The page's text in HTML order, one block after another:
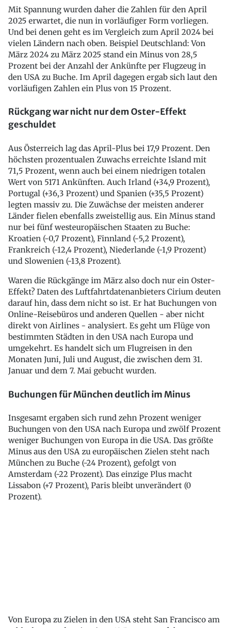
Mit Spannung wurden daher die Zahlen für den April
2025 erwartet, die nun in vorläufiger Form vorliegen.
Und bei denen geht es im Vergleich zum April 2024 bei
vielen Ländern nach oben. Beispiel Deutschland: Von
März 2024 zu März 2025 stand ein Minus von 28,5
Prozent bei der Anzahl der Ankünfte per Flugzeug in
den USA zu Buche. Im April dagegen ergab sich laut den
vorläufigen Zahlen ein Plus von 15 Prozent.
Rückgang war nicht nur dem Oster-Effekt
geschuldet
Aus Österreich lag das April-Plus bei 17,9 Prozent. Den
höchsten prozentualen Zuwachs erreichte Island mit
71,5 Prozent, wenn auch bei einem niedrigen totalen
Wert von 5171 Ankünften. Auch Irland (+34,9 Prozent),
Portugal (+36,3 Prozent) und Spanien (+35,5 Prozent)
legten massiv zu. Die Zuwächse der meisten anderer
Länder fielen ebenfalls zweistellig aus. Ein Minus stand
nur bei fünf westeuropäischen Staaten zu Buche:
Kroatien (-0,7 Prozent), Finnland (-5,2 Prozent),
Frankreich (-12,4 Prozent), Niederlande (-1,9 Prozent)
und Slowenien (-13,8 Prozent).
Waren die Rückgänge im März also doch nur ein Oster-
Effekt? Daten des Luftfahrtdatenanbieters Cirium deuten
darauf hin, dass dem nicht so ist. Er hat Buchungen von
Online-Reisebüros und anderen Quellen - aber nicht
direkt von Airlines - analysiert. Es geht um Flüge von
bestimmten Städten in den USA nach Europa und
umgekehrt. Es handelt sich um Flugreisen in den
Monaten Juni, Juli und August, die zwischen dem 31.
Januar und dem 7. Mai gebucht wurden.
Buchungen für München deutlich im Minus
Insgesamt ergaben sich rund zehn Prozent weniger
Buchungen von den USA nach Europa und zwölf Prozent
weniger Buchungen von Europa in die USA. Das größte
Minus aus den USA zu europäischen Zielen steht nach
München zu Buche (-24 Prozent), gefolgt von
Amsterdam (-22 Prozent). Das einzige Plus macht
Lissabon (+7 Prozent), Paris bleibt unverändert (0
Prozent).
Von Europa zu Zielen in den USA steht San Francisco am